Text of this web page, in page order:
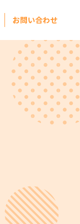
お問い合わせ